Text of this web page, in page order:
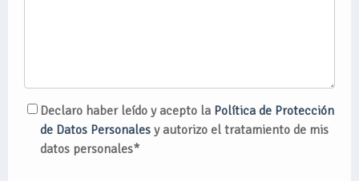
Declaro haber leído y acepto la Política de Protección
de Datos Personales y autorizo el tratamiento de mis
datos personales*